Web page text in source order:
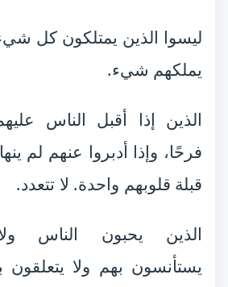
ليسوا الذين يمتلكون كل
يملكهم شيء.
الذين إذا أقبل الناس
فرحًا، وإذا أدبروا عنهم لم
قبلة قلوبهم واحدة. لا تتعدد.
الذين يحبون الناس
يستأنسون بهم ولا